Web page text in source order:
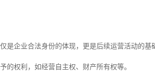
是企业合法身份的体现，更是后续运营活动的基
的权利，如经营自主权、财产所有权等。